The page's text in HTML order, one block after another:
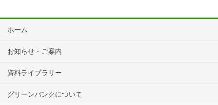
ホーム
お知らせ・ご案内
資料ライブラリー
グリーンバンクについて